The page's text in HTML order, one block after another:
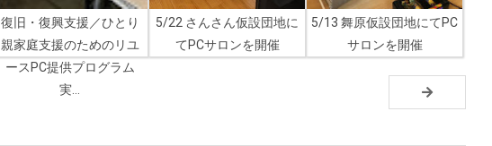
復旧・復興支援／ひとり
親家庭支援のためのリユ
ースPC提供プログラム
実...
5/22 さんさん仮設団地に
てPCサロンを開催
5/13 舞原仮設団地にてPC
サロンを開催